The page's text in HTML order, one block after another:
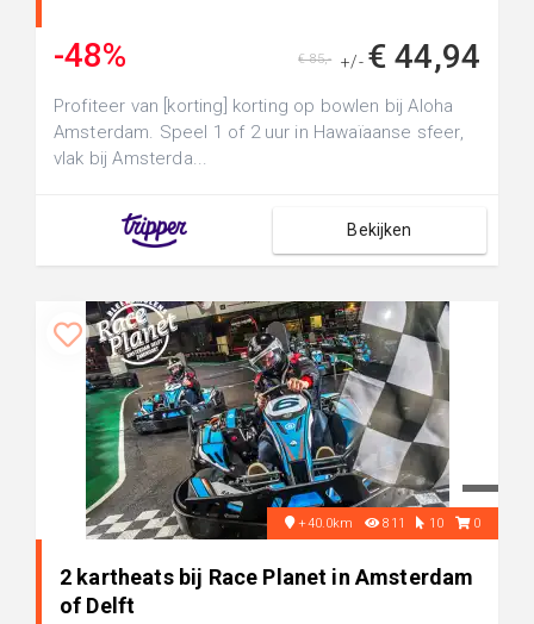
-48% +/- € 44,94
€ 85,-
Profiteer van [korting] korting op bowlen bij Aloha
Amsterdam. Speel 1 of 2 uur in Hawaïaanse sfeer,
vlak bij Amsterda...
Bekijken
+40.0km 811 10 0
2 kartheats bij Race Planet in Amsterdam
of Delft